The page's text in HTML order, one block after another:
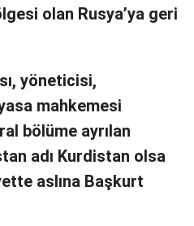
olan Rusya’ya geri
yöneticisi,
mahkemesi
bölüme ayrılan
adı Kurdistan olsa
aslına Başkurt